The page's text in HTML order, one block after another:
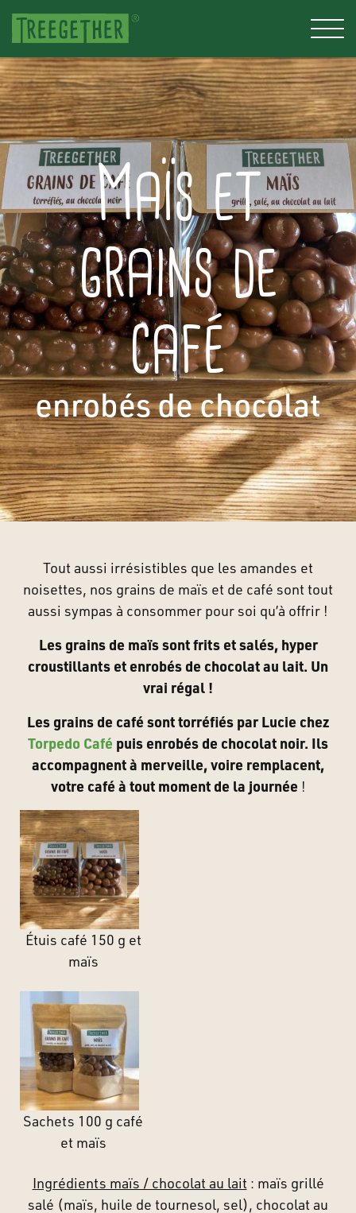
Maïs et
grains de
café
enrobés de chocolat
Tout aussi irrésistibles que les amandes et
noisettes, nos grains de maïs et de café sont tout
aussi sympas à consommer pour soi qu’à offrir !
Les grains de maïs sont frits et salés, hyper
croustillants et enrobés de chocolat au lait. Un
vrai régal !
Les grains de café sont torréfiés par Lucie chez
Torpedo Café puis enrobés de chocolat noir. Ils
accompagnent à merveille, voire remplacent,
votre café à tout moment de la journée !
Étuis café 150 g et
maïs
Sachets 100 g café
et maïs
Ingrédients maïs / chocolat au lait: maïs grillé
salé (maïs, huile de tournesol, sel), chocolat au